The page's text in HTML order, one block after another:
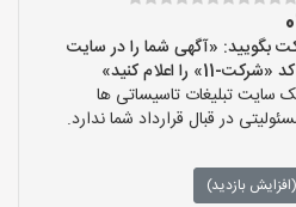
بگویید: «آگهی شما را در سایت
اعلام کنید»
سایت تبلیغات تاسیساتی ها
در قبال قرارداد شما ندارد.
بازدید)